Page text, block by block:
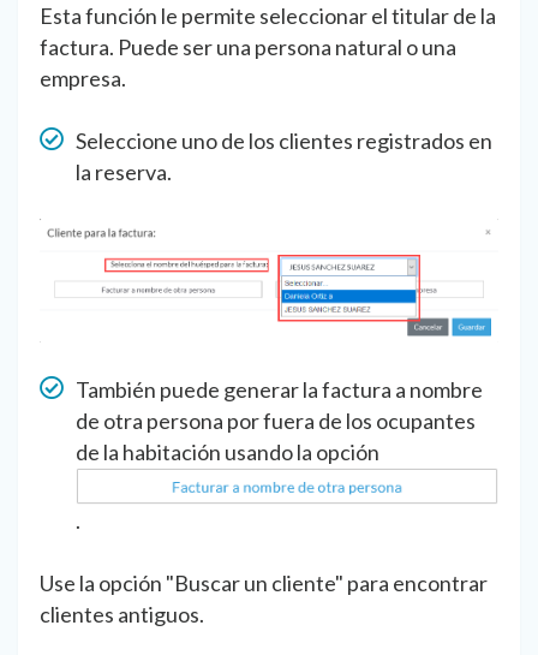
Esta función le permite seleccionar el titular de la
factura. Puede ser una persona natural o una
empresa.
Seleccione uno de los clientes registrados en
la reserva.
También puede generar la factura a nombre
de otra persona por fuera de los ocupantes
de la habitación usando la opción
.
Use la opción "Buscar un cliente" para encontrar
clientes antiguos.